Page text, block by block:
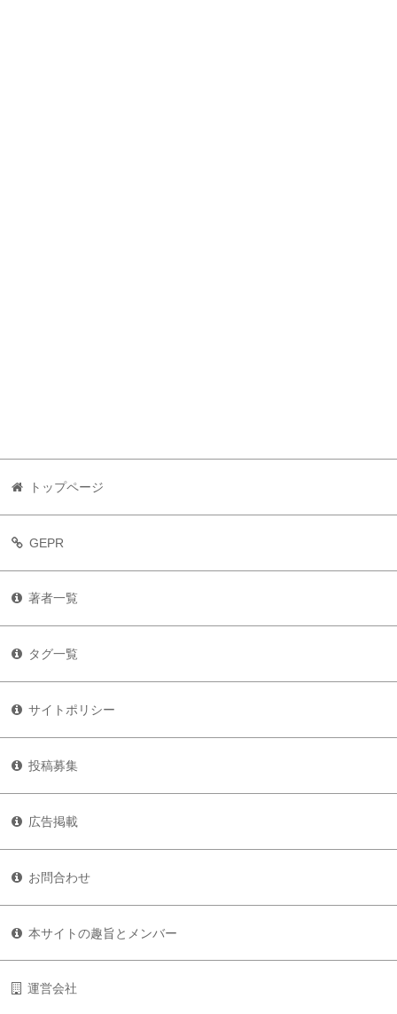
トップページ
GEPR
著者一覧
タグ一覧
サイトポリシー
投稿募集
広告掲載
お問合わせ
本サイトの趣旨とメンバー
運営会社